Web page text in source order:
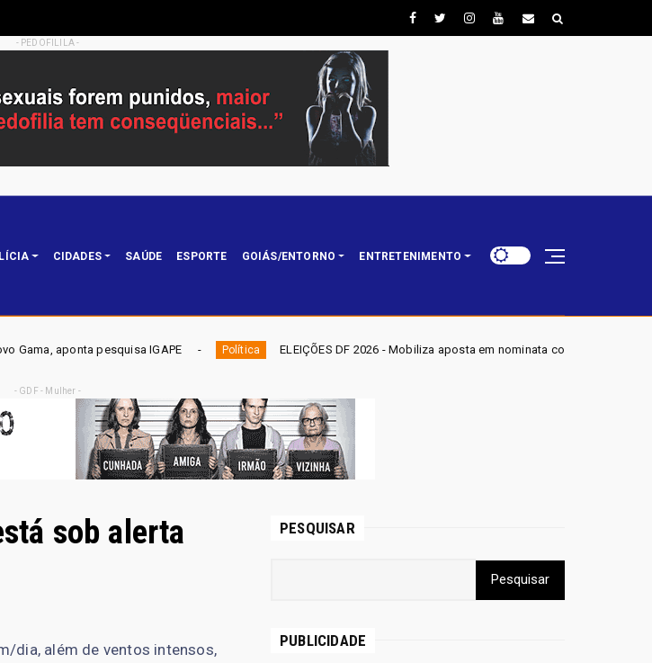
- PEDOFILILA -
CIDADES SAÚDE ESPORTE GOIÁS/ENTORNO ENTRETENIMENTO
IGAPE Política ELEIÇÕES DF 2026 - Mobiliza aposta em nominata completa e mira eleger três deputados
- GDF - Mulher -
sob alerta
dia, além de ventos intensos,
PESQUISAR
PUBLICIDADE